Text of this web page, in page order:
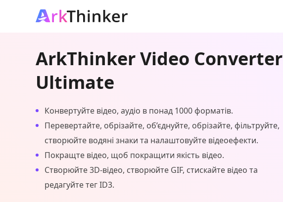
ArkThinker Video Converter
Ultimate
Конвертуйте відео, аудіо в понад 1000 форматів.
Перевертайте, обрізайте, об’єднуйте, обрізайте, фільтруйте,
створюйте водяні знаки та налаштовуйте відеоефекти.
Покращте відео, щоб покращити якість відео.
Створюйте 3D-відео, створюйте GIF, стискайте відео та
редагуйте тег ID3.